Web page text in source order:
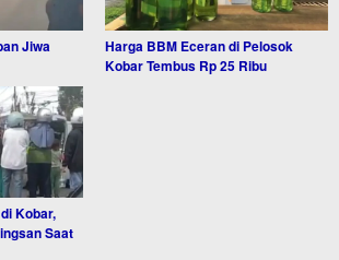
Jiwa
Harga BBM Eceran di Pelosok
Kobar Tembus Rp 25 Ribu
Kobar,
Saat